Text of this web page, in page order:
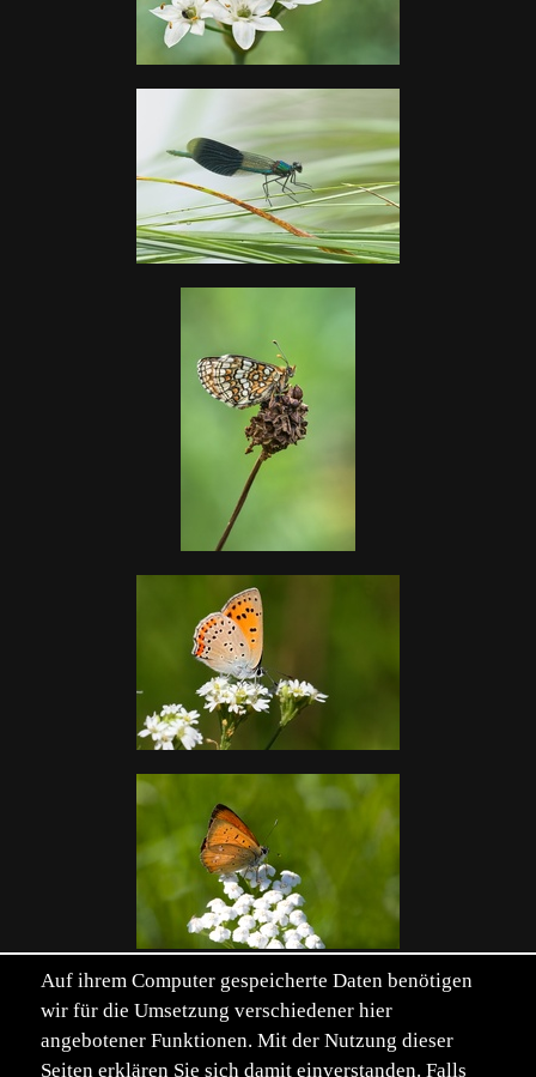
Auf ihrem Computer gespeicherte Daten benötigen
wir für die Umsetzung verschiedener hier
angebotener Funktionen. Mit der Nutzung dieser
Seiten erklären Sie sich damit einverstanden. Falls